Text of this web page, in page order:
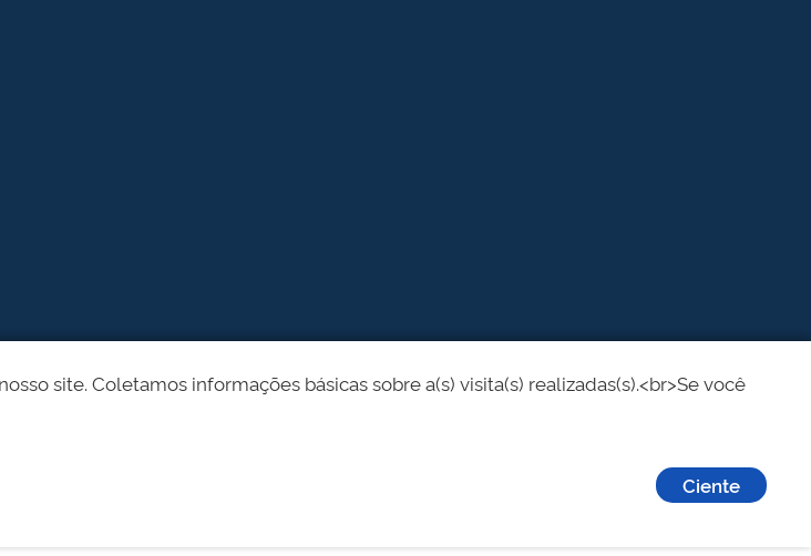
site. Coletamos informações básicas sobre a(s) visita(s) realizadas(s).<br>Se você
Ciente